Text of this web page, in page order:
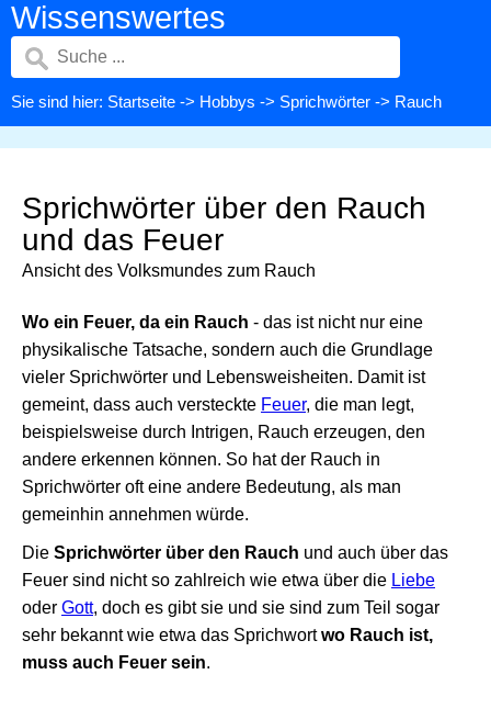
Wissenswertes
Sie sind hier: Startseite -> Hobbys -> Sprichwörter -> Rauch
Sprichwörter über den Rauch
und das Feuer
Ansicht des Volksmundes zum Rauch
Wo ein Feuer, da ein Rauch - das ist nicht nur eine
physikalische Tatsache, sondern auch die Grundlage
vieler Sprichwörter und Lebensweisheiten. Damit ist
gemeint, dass auch versteckte Feuer, die man legt,
beispielsweise durch Intrigen, Rauch erzeugen, den
andere erkennen können. So hat der Rauch in
Sprichwörter oft eine andere Bedeutung, als man
gemeinhin annehmen würde.
Die Sprichwörter über den Rauch und auch über das
Feuer sind nicht so zahlreich wie etwa über die Liebe
oder Gott, doch es gibt sie und sie sind zum Teil sogar
sehr bekannt wie etwa das Sprichwortwo Rauch ist,
muss auch Feuer sein.